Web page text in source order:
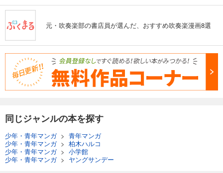
元・吹奏楽部の書店員が選んだ、おすすめ吹奏楽漫画8選
同じジャンルの本を探す
少年・青年マンガ> 青年マンガ
少年・青年マンガ> 柏木ハルコ
少年・青年マンガ> 小学館
少年・青年マンガ> ヤングサンデー